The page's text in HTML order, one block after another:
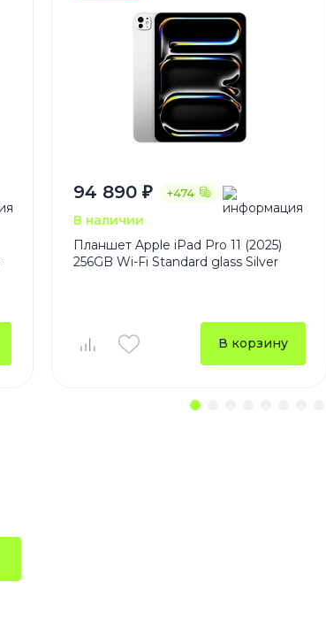
+474
94 890 ₽
В наличии
Планшет Apple iPad Pro 11 (2025)
256GB Wi-Fi Standard glass Silver
В корзину